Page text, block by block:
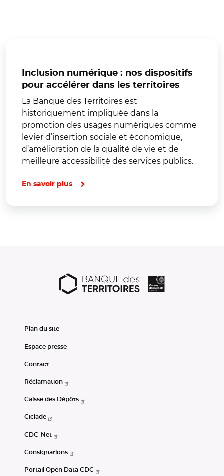
Inclusion numérique : nos dispositifs
pour accélérer dans les territoires
La Banque des Territoires est
historiquement impliquée dans la
promotion des usages numériques comme
levier d’insertion sociale et économique,
d’amélioration de la qualité de vie et de
meilleure accessibilité des services publics.
En savoir plus
Plan du site
Espace presse
Contact
Réclamation
Caisse des Dépôts
Ciclade
CDC-Net
Consignations
Portail Open Data CDC